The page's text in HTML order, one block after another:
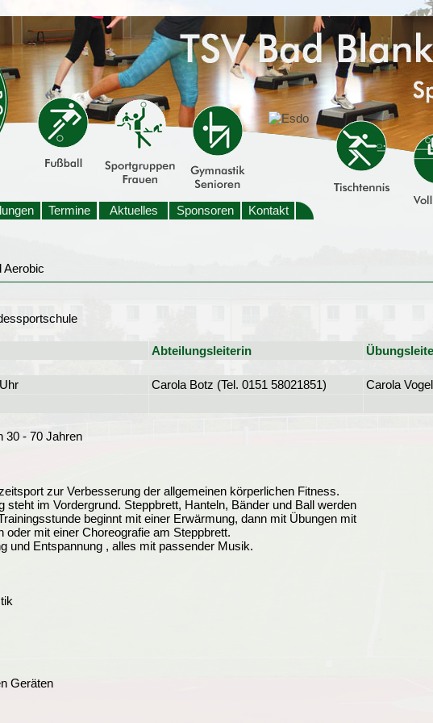
Termine Aktuelles Sponsoren Kontakt
Abteilungsleiterin
Carola Botz (Tel. 0151 58021851) Carola
30 - 70 Jahren
zur Verbesserung der allgemeinen körperlichen Fitness.
steht im Vordergrund. Steppbrett, Hanteln, Bänder und Ball werden
beginnt mit einer Erwärmung, dann mit Übungen mit
oder mit einer Choreografie am Steppbrett.
und Entspannung , alles mit passender Musik.
Geräten